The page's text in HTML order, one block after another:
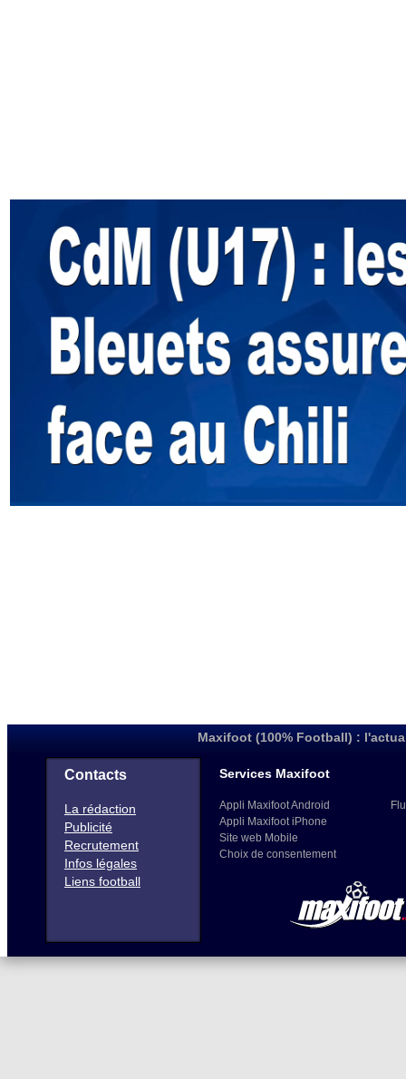
Maxifoot (100% Football) :
Contacts
La rédaction
Publicité
Recrutement
Infos légales
Liens football
Services Maxifoot
Appli Maxifoot Android
Appli Maxifoot iPhone
Site web Mobile
Choix de consentement